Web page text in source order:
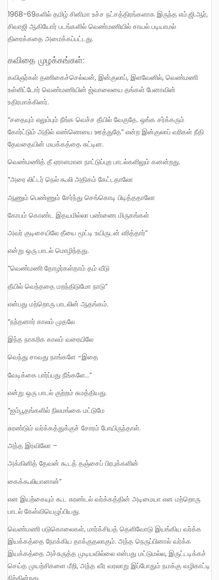
1968-69களில் தமிழ் சினிமா உச்ச நட்சத்திரங்களாக இருந்த எம்.ஜி.ஆர்,
சிவாஜி ஆகியோர் படங்களில் வெண்மணியில் சாயல் படியாமல்
திரைக்கதை அமைக்கப்பட்டது.
கவிதை முழக்கங்கள்:
கவிஞர்கள் தணிகைச்செல்வன், இன்குலாப், இளவேனில், வெண்மணி
உள்ளிட்டோர் வெண்மணியின் ஜ்வாலையை தங்கள் பேனாவின்
உதிரமாக்கினர்.
“சதையும் எலும்பும் நீங்க வெச்ச தீயில் வேகுதே. ஒங்க சர்க்கரும்
கோர்ட்டும் அதில் எண்ணெயை ஊத்துதே” என்ற இன்குலாப் வரிகள் நீதி
தேவதையின் மயக்கத்தை சுட்டின.
வெண்மணித் தீ ஏராளமான நாட்டுப்புற பாடல்களிலும் கனன்றது.
“அரை லிட்டர் நெல் கூலி அதிகம் கேட்டதாலோ
ஆணும் பெண்ணும் சேர்ந்து செங்கொடி பிடித்ததாலோ
கோபம் கொண்ட இதயமில்லா பண்ணை மிருகங்கள்
அவர் குடிசையிலே தீயை மூட்டி உயிருடன் எரித்தார்”
என்று ஒரு பாடல் மொழிந்தது.
“வெண்மணி தோழர்கள்தாம் தம் வீடு
தீயில் வெந்ததை மறந்திடுமோ நாடு”
என்பது மற்றொரு பாடலின் ஆதங்கம்.
“நந்தனார் காலம் முதலே
இந்த நாகரிக காலம் வரையிலே
வெந்து சாவது நாங்களே -இதை
வேடிக்கை பார்ப்பது நீங்களே…”
என்று ஒரு பாடல் குற்றம் சுமத்தியது.
“ஐம்பூதங்களில் நிலமங்கை மட்டுமே
சுரண்டும் வர்க்கத்துக்குச் சோரம் போயிருந்தாள்.
அந்த இரவிலோ –
அக்கினித் தேவன் கூடத் தஞ்சைப் பிரபுக்களின்
கைக்கூலியானான்”
என இயற்கையும் கூட சுரண்டல் வர்க்கத்தின் அடிமையா என மற்றொரு
பாடல் கேள்வியெழுப்பியது.
வெண்மணி படுகொலைகள், மார்க்சியத் தெளிவோடு இயங்கிய வர்க்க
இயக்கத்தை நோக்கிய தாக்குதலாகும். அந்த நெருப்பினால் வர்க்க
இயக்கத்தை அச்சுருத்த முடியவில்லை என்பது மட்டுமல்ல, இருட்டடிக்கச்
செய்த முயற்சிகளை மீறி, அந்த வீர வரலாறு இப்போதும் நமக்கு வழிகாட்டி
நிற்கின்றது.